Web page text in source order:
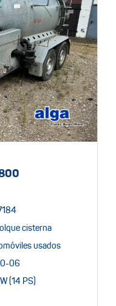
cisterna
usados
06
(14 PS)